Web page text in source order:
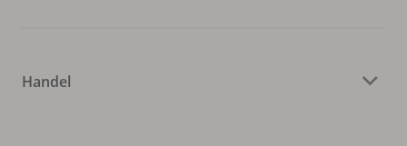
Handel